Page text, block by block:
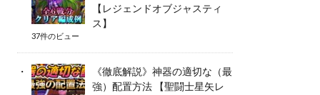
【レジェンドオブジャスティ
ス】
37件のビュー
《徹底解説》神器の適切な（最
強）配置方法 【聖闘士星矢レ